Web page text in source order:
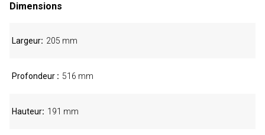
Dimensions
Largeur 205 mm
Profondeur 516 mm
Hauteur 191 mm